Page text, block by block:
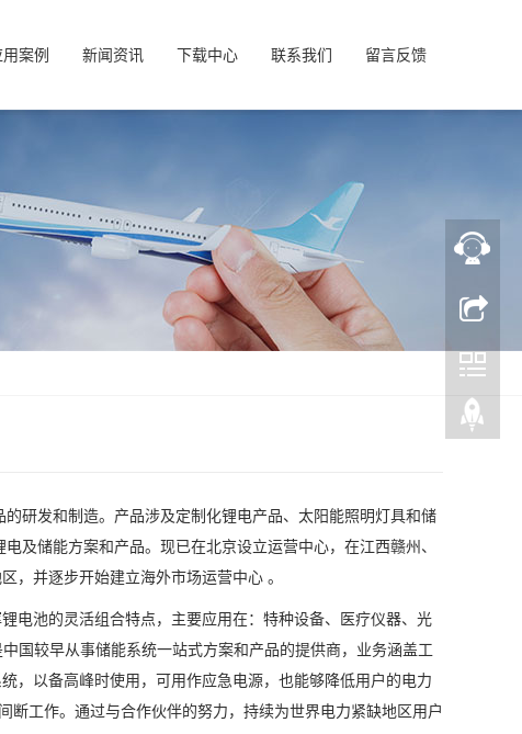
用案例 新闻资讯 下载中心 联系我们 留言反馈
研发和制造。产品涉及定制化锂电产品、太阳能照明灯具和储
及储能方案和产品。现已在北京设立运营中心，在江西赣州、
，并逐步开始建立海外市场运营中心 。
电池的灵活组合特点，主要应用在：特种设备、医疗仪器、光
国较早从事储能系统一站式方案和产品的提供商，业务涵盖工
，以备高峰时使用，可用作应急电源，也能够降低用户的电力
工作。通过与合作伙伴的努力，持续为世界电力紧缺地区用户